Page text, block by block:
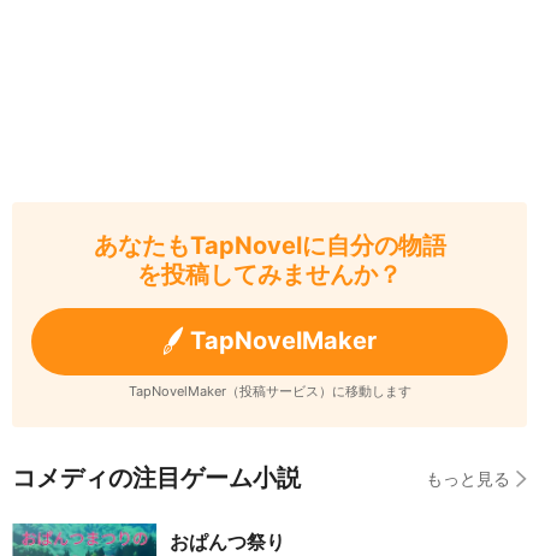
あなたもTapNovelに自分の物語
を投稿してみませんか？
TapNovelMaker
TapNovelMaker（投稿サービス）に移動します
コメディの注目ゲーム小説 もっと見る
おぱんつ祭り